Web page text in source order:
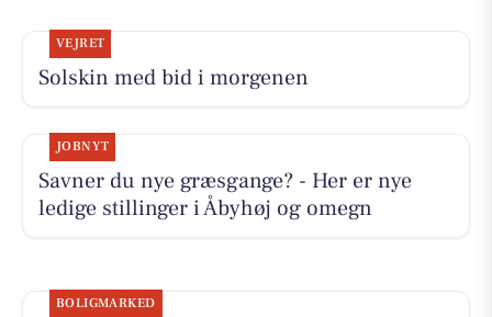
VEJRET
Solskin med bid i morgenen
JOBNYT
Savner du nye græsgange? - Her er nye
ledige stillinger i Åbyhøj og omegn
BOLIGMARKED